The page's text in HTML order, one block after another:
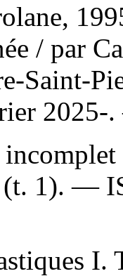
/ par
Saint-
1). —
I.